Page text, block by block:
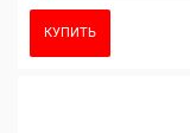
КУПИТЬ